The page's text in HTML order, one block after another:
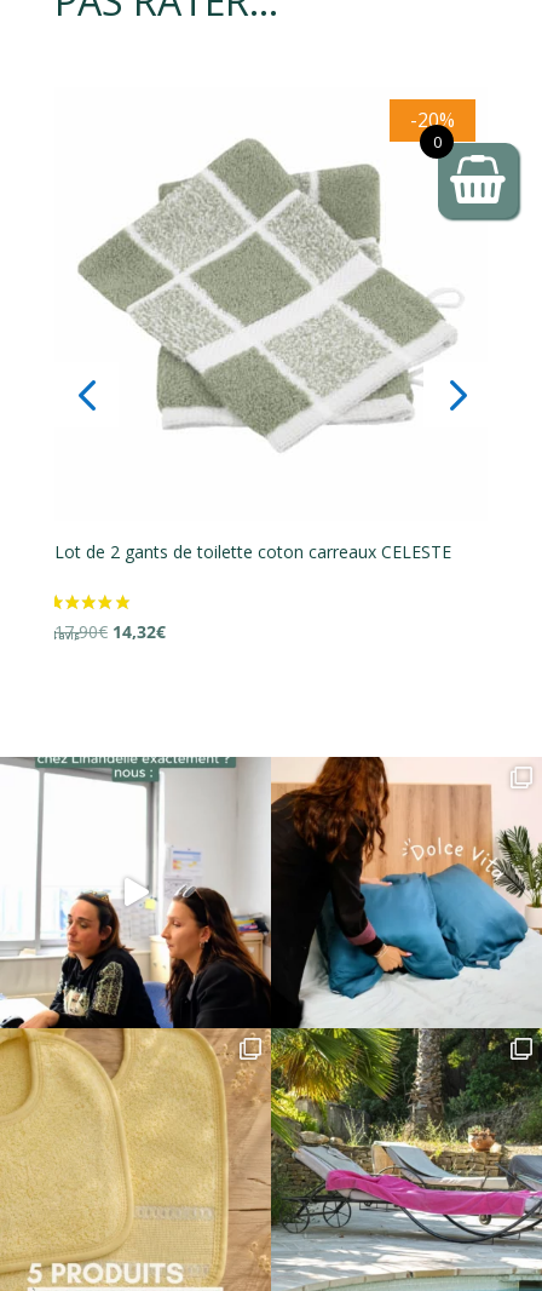
-20%
Lot de 2 gants de toilette coton carreaux CELESTE
17,90€ Le
17,90€.
14,32€Le
14,32€.
0